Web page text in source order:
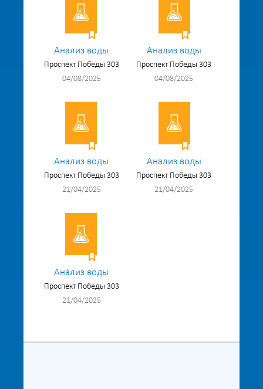
Анализ воды
Проспект Победы 303
04/08/2025
Анализ воды
Проспект Победы 303
04/08/2025
Анализ воды
Проспект Победы 303
21/04/2025
Анализ воды
Проспект Победы 303
21/04/2025
Анализ воды
Проспект Победы 303
21/04/2025